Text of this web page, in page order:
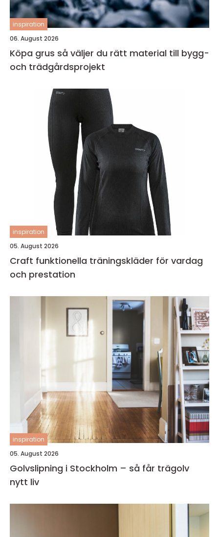
inspiration
06. August 2026
Köpa grus så väljer du rätt material till bygg-
och trädgårdsprojekt
inspiration
05. August 2026
Craft funktionella träningskläder för vardag
och prestation
inspiration
05. August 2026
Golvslipning i Stockholm – så får trägolv
nytt liv